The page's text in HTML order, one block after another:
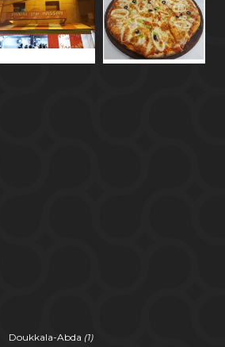
Doukkala-Abda (1)